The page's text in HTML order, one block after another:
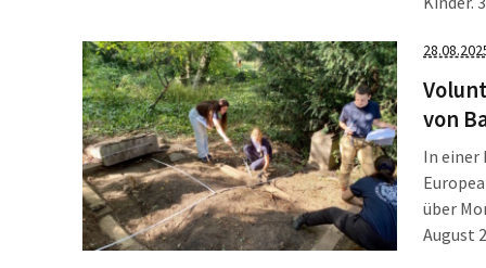
Fotos
von
In einer
über
August